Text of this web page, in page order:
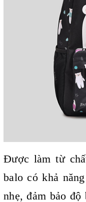
Được làm từ
balo có khả
nhẹ, đảm bảo